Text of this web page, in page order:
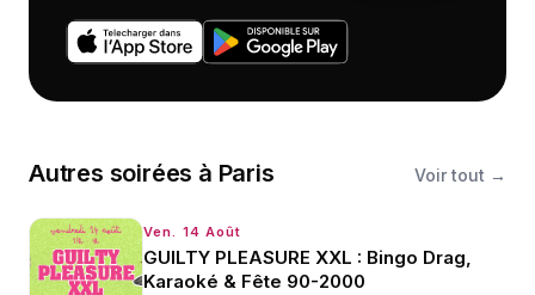
Autres soirées à Paris Voir tout →
Ven. 14 Août
GUILTY PLEASURE XXL : Bingo Drag,
Karaoké & Fête 90-2000